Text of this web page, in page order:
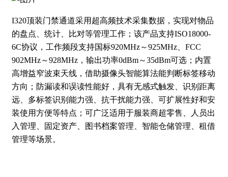
I320顶装门禁通道采用超高频技术采集数据，实现对物品
的盘点、统计、比对等管理工作；该产品支持ISO18000-
6C协议，工作频段支持国标920MHz～925MHz、FCC
902MHz～928MHz，输出功率0dBm～35dBm可选；内置
高增益窄波束天线，借助摄像头智能算法能判断标签移动
方向；防漏读和误读性能好，具有无感式触发、识别距离
远、多标签识别能力强、抗干扰能力强、可扩展性好和安
装使用方便等特点；可广泛适用于服装商超零售、人员出
入管理、固定资产、图书档案管理、智能仓储管理、租借
管理等场景。